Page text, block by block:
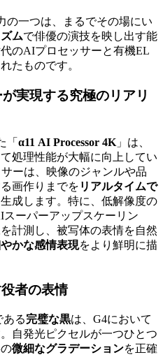
の一つは、まるでその場にい
ムで俳優の演技を映し出す能
のAIプロセッサーと有機EL
たものです。
実現する究極のリアリ
「 α11 AI Processor 4K」は、
処理性能が大幅に向上してい
ーは、映像のジャンルや品
画作りまでを リアルタイムで
成します。特に、低解像度の
ーパーアップスケーリン
計測し、被写体の表情を自然
かな感情表現をより鮮明に描
者の表情
ある完璧な黒は、G4において
自発光ピクセルが一つひとつ
微細なグラデーションを正確